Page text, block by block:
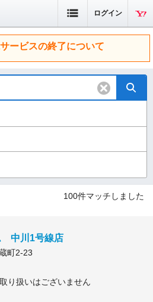
ログイン
ービスの終了について
100件マッチしました
中川1号線店
町2-23
り扱いはございません